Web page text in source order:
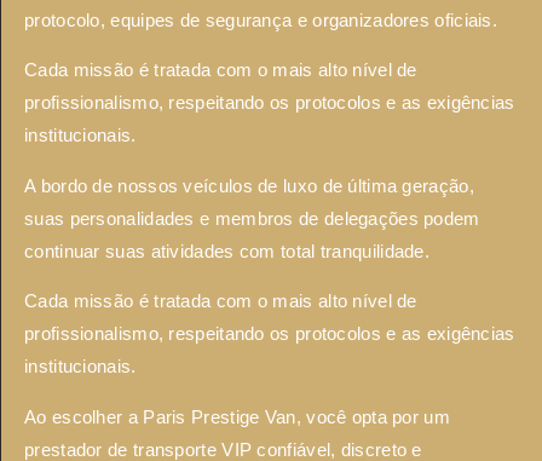
protocolo, equipes de segurança e organizadores oficiais.
Cada missão é tratada com o mais alto nível de
profissionalismo, respeitando os protocolos e as exigências
institucionais.
A bordo de nossos veículos de luxo de última geração,
suas personalidades e membros de delegações podem
continuar suas atividades com total tranquilidade.
Cada missão é tratada com o mais alto nível de
profissionalismo, respeitando os protocolos e as exigências
institucionais.
Ao escolher a Paris Prestige Van, você opta por um
prestador de transporte VIP confiável, discreto e